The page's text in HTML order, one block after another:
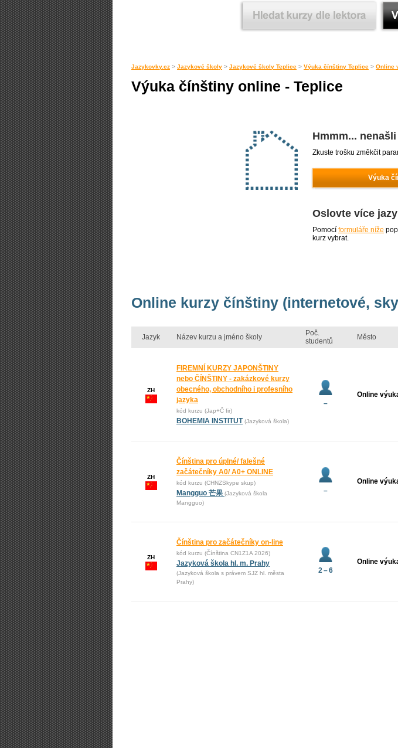
Jazykovky.cz > Jazykové školy > Jazykové školy Teplice > Výuka čínštiny Teplice > Online
Výuka čínštiny online - Teplice
Hmmm...
Zkuste trošku změkčit
Výuka
Oslovte více
Pomocí formuláře níže
kurz vybrat.
Online kurzy čínštiny (internetové,
Jazyk Název kurzu a jméno školy
Poč.
studentů
Město
ZH
FIREMNÍ KURZY JAPONŠTINY
nebo ČÍNŠTINY - zakázkové kurzy
obecného, obchodního i profesního
jazyka
kód kurzu (Jap+Č fir)
BOHEMIA INSTITUT (Jazyková škola)
–
Online
ZH
Čínština pro úplné/ falešné
začátečníky A0/ A0+ ONLINE
kód kurzu (CHNZSkype skup)
Mangguo 芒果 (Jazyková škola
Mangguo)
–
Online
ZH
Čínština pro začátečníky on-line
kód kurzu (Čínština CN1Z1A 2026)
Jazyková škola hl. m. Prahy
(Jazyková škola s právem SJZ hl. města
Prahy)
2 – 6
Online